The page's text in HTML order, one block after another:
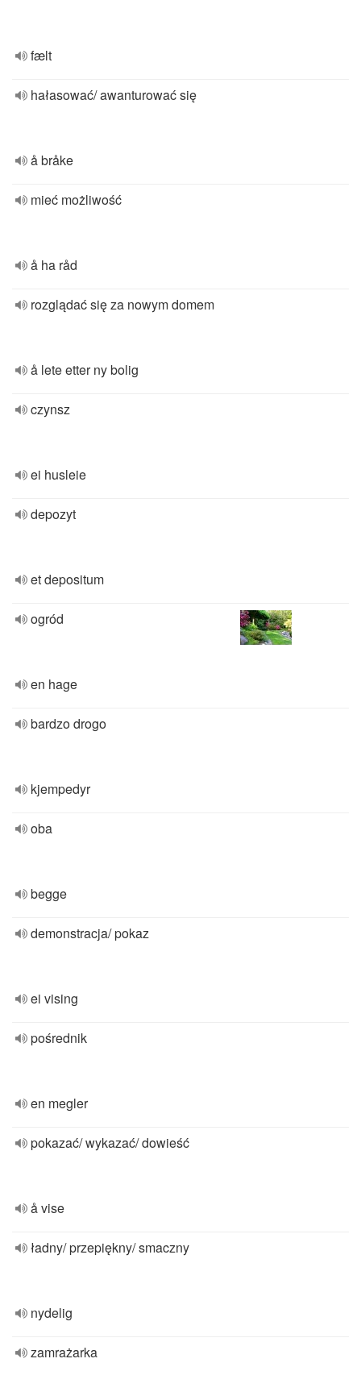
fælt
hałasować/ awanturować się
å bråke
mieć możliwość
å ha råd
rozglądać się za nowym domem
å lete etter ny bolig
czynsz
ei husleie
depozyt
et depositum
ogród
en hage
bardzo drogo
kjempedyr
oba
begge
demonstracja/ pokaz
ei vising
pośrednik
en megler
pokazać/ wykazać/ dowieść
å vise
ładny/ przepiękny/ smaczny
nydelig
zamrażarka